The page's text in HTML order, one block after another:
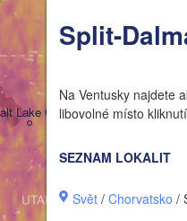
Split-
Na Ventusky najdete
libovolné místo
SEZNAM LOKALIT
Svět /Chorvatsko /
Lake City
UTAH